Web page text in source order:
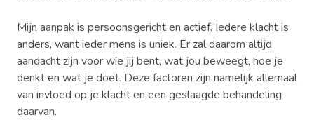
Mijn aanpak is persoonsgericht en actief. Iedere klacht is
anders, want ieder mens is uniek. Er zal daarom altijd
aandacht zijn voor wie jij bent, wat jou beweegt, hoe je
denkt en wat je doet. Deze factoren zijn namelijk allemaal
van invloed op je klacht en een geslaagde behandeling
daarvan.